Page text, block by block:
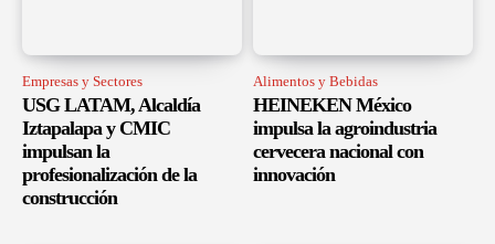
Empresas y Sectores
USG LATAM, Alcaldía
Iztapalapa y CMIC
impulsan la
profesionalización de la
construcción
Alimentos y Bebidas
HEINEKEN México
impulsa la agroindustria
cervecera nacional con
innovación